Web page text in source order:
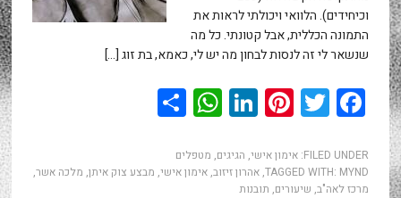
וכיחידים). הלוואי ויכולתי לראות את
התמונה הכללית, אבל קטונתי. כל מה
שנשאר לי זה לנסות לבחון מה יש לי, כאמא, בת זוג […]
Facebook
Twitter
Pinterest
LinkedIn
WhatsApp
Share
FILED UNDER: אימון אישי, הגיגים, מטפלים
TAGGED WITH: MYND
, אהרון זיזוב, אימון אישי, מבצע צוק איתן, מלכה אשר,
מרכז לאה"ב, שיעורים, תובנות